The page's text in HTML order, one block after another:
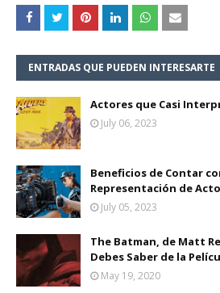
ENTRADAS QUE PUEDEN INTERESARTE
Actores que Casi
July 06, 2023
Beneficios de Contar
Representación de
July 05, 2023
The Batman, de Matt
Debes Saber de la
May 19, 2020